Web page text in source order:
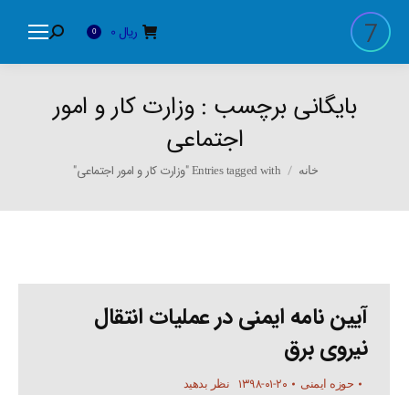
ریال 0
Search:
بایگانی برچسب :وزارت کار و امور
اجتماعی
You are here:
خانه Entries tagged with "وزارت کار و امور اجتماعی"
آیین نامه ایمنی در عملیات انتقال
نیروی برق
حوزه ایمنی ۱۳۹۸-۰۱-۲۰ نظر بدهید